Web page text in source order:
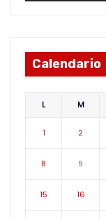
Calendario
L M
1 2
8 9
15 16